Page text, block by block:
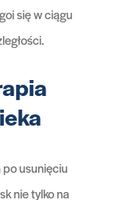
się w ciągu
usunięciu
nie tylko na